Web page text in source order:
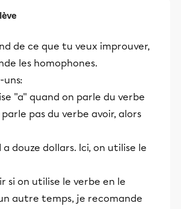
de ce que tu veux improuver,
les homophones.
uns:
''a'' quand on parle du verbe
parle pas du verbe avoir, alors
a douze dollars. Ici, on utilise le
si on utilise le verbe en le
autre temps, je recomande